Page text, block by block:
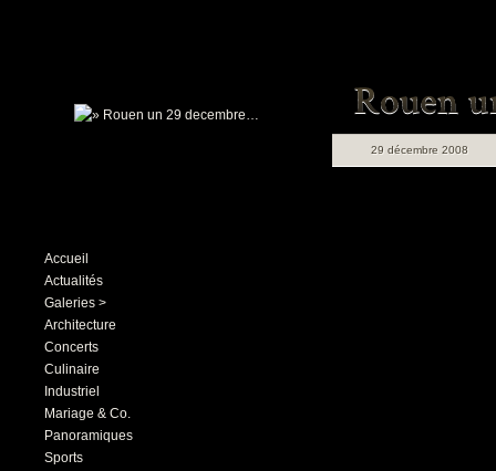
Accueil
Actualités
Galeries >
Architecture
Concerts
Culinaire
Industriel
Mariage & Co.
Panoramiques
Sports
29 décembre 2008